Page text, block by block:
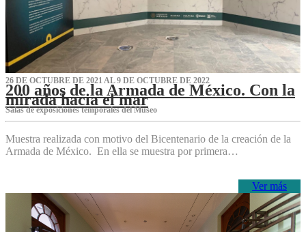
26 DE OCTUBRE DE 2021 AL 9 DE OCTUBRE DE 2022
200 años de la Armada de México. Con la
mirada hacia el mar
Salas de exposiciones temporales del Museo‌
Muestra realizada con motivo del Bicentenario de la creación de la
Armada de México. En ella se muestra por primera…
Ver más